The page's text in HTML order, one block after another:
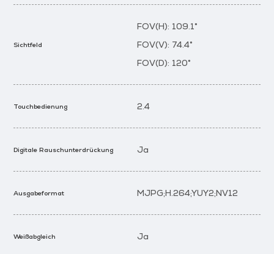
Sichtfeld
FOV(H): 109.1°
FOV(V): 74.4°
FOV(D): 120°
Touchbedienung 2.4
Digitale Rauschunterdrückung Ja
Ausgabeformat MJPG;H.264;YUY2;NV12
Weißabgleich Ja